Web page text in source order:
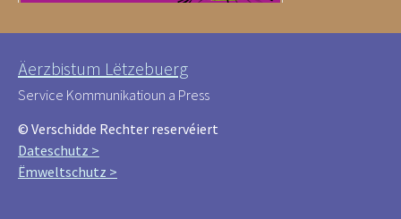
Äerzbistum Lëtzebuerg
Service Kommunikatioun a Press
© Verschidde Rechter reservéiert
Dateschutz >
Ëmweltschutz >